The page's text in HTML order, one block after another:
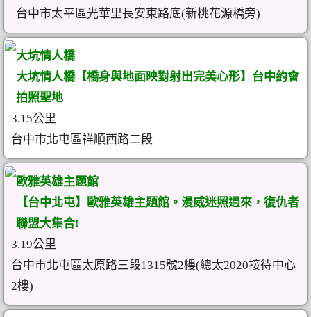
台中市太平區光華里長安東路底(新桃花源橋旁)
大坑情人橋
大坑情人橋【橋身與地面映對射出完美心形】台中約會
拍照聖地
3.15公里
台中市北屯區祥順西路二段
歐雅英雄主題館
【台中北屯】歐雅英雄主題館。漫威迷照過來，復仇者
聯盟大集合!
3.19公里
台中市北屯區太原路三段1315號2樓(總太2020接待中心
2樓)